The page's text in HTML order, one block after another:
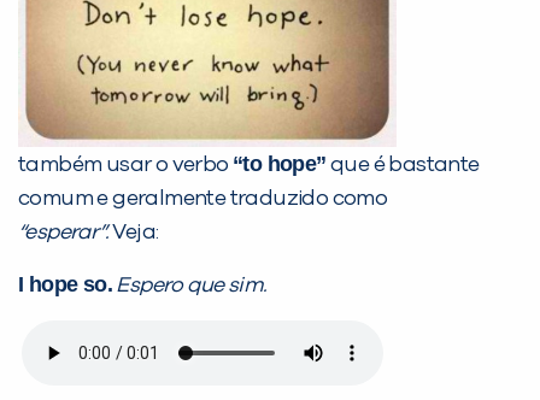
também usar o verbo “to hope” que é bastante
comum e geralmente traduzido como
“esperar”.Veja:
I hope so. Espero que sim.